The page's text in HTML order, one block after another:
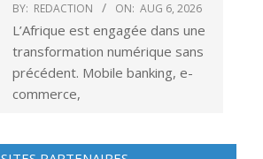
BY: REDACTION ON: AUG 6, 2026
L’Afrique est engagée dans une
transformation numérique sans
précédent. Mobile banking, e-
commerce,